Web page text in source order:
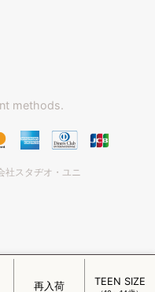
再入荷 TEEN SIZE
methods.
社スタヂオ・ユニ
切り替え